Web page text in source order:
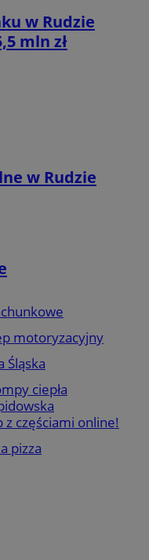
w Rudzie
mln zł
w Rudzie
motoryzacyjny
Śląska
ciepła
z częściami online!
pizza